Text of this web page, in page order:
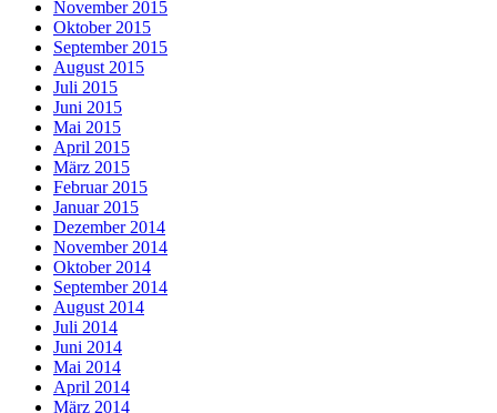
November 2015
Oktober 2015
September 2015
August 2015
Juli 2015
Juni 2015
Mai 2015
April 2015
März 2015
Februar 2015
Januar 2015
Dezember 2014
November 2014
Oktober 2014
September 2014
August 2014
Juli 2014
Juni 2014
Mai 2014
April 2014
März 2014